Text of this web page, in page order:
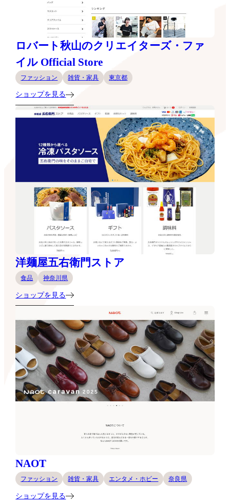
ロバート秋山のクリエイターズ・ファ
イル Official Store
ファッション 雑貨・家具 東京都
ショップを見る
洋麺屋五右衛門ストア
食品 神奈川県
ショップを見る
NAOT
ファッション 雑貨・家具 エンタメ・ホビー 奈良県
ショップを見る